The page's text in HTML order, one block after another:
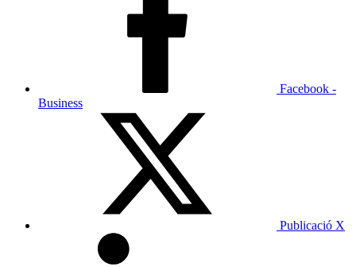
Facebook -
Business
Publicació X